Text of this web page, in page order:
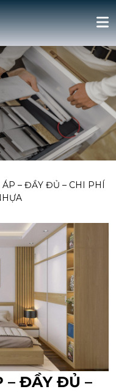
– ĐẦY ĐỦ – CHI PHÍ
– ĐẦY ĐỦ –